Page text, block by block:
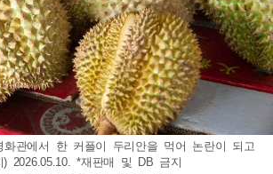
화관에서 한 커플이 두리안을 먹어 논란이 되고
) 2026.05.10. *재판매 및 DB 금지